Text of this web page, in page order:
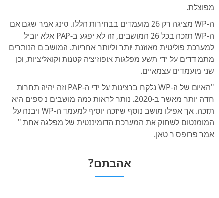
מפוצלת.
ה-WP מציגה רק 26 מועמדים בבחירות הללו. סינג אמר שגם אם
ה-WP תזכה בכל 26 המושבים, זה לא יפגע ב-PAP אלא יוביל
למערכת פוליטית מאוזנת יותר וליותר אחריות. המושבים הנותרים
מתמודדים על ידי תשע מפלגות אופוזיציה קטנות וקואליציות, וכן
שני מועמדים עצמאיים.
"האיום של ה-WP נלקח ברצינות על ידי ה-PAP וזה יהיה תחרות
חדה יותר מאשר ב-2020. נותר לראות כמה מושבים נוספים היא
תזכה. אך אפילו מושב נוסף שיזכה יוסיף למעמד ה-WP ויבנה על
המומנטום לשחוק את המערכת הדומיננטית של מפלגה אחת,"
אמר פרופסור טאן.
אהבתם?